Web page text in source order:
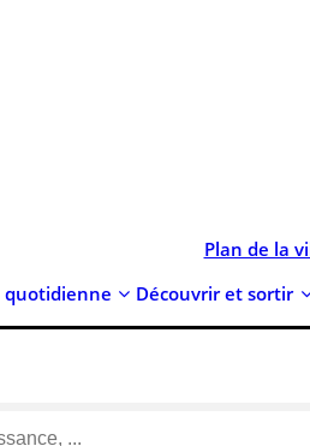
Plan de la
quotidienne Découvrir et sortir